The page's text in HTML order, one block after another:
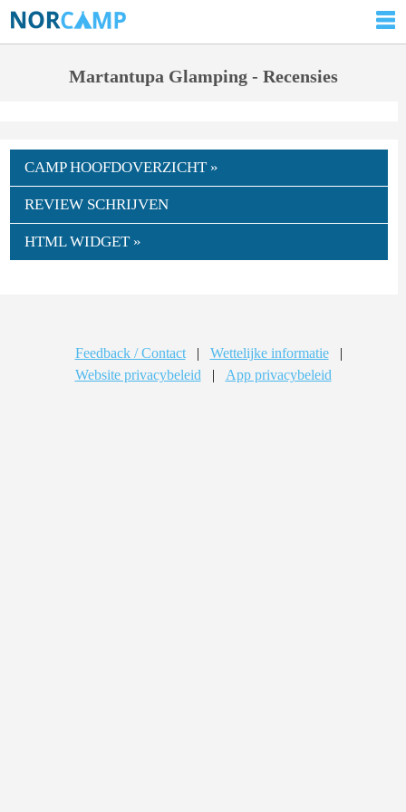
Martantupa Glamping - Recensies
CAMP HOOFDOVERZICHT »
REVIEW SCHRIJVEN
HTML WIDGET »
Feedback / Contact | Wettelijke informatie
|
Website privacybeleid
| App privacybeleid